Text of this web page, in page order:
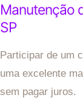
Manutenção
SP
Participar de um
uma excelente
sem pagar juros.